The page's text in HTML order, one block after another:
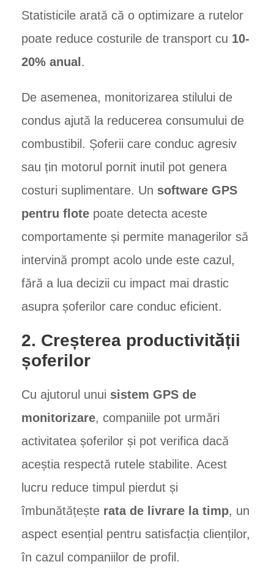
Statisticile arată că o optimizare a rutelor
poate reduce costurile de transport cu 10-
20% anual .
De asemenea, monitorizarea stilului de
condus ajută la reducerea consumului de
combustibil. Șoferii care conduc agresiv
sau țin motorul pornit inutil pot genera
costuri suplimentare. Un software GPS
pentru flote poate detecta aceste
comportamente și permite managerilor să
intervină prompt acolo unde este cazul,
fără a lua decizii cu impact mai drastic
asupra șoferilor care conduc eficient.
2. Creșterea productivității
șoferilor
Cu ajutorul unui sistem GPS de
monitorizare, companiile pot urmări
activitatea șoferilor și pot verifica dacă
aceștia respectă rutele stabilite. Acest
lucru reduce timpul pierdut și
îmbunătățește rata de livrare la timp, un
aspect esențial pentru satisfacția clienților,
în cazul companiilor de profil.